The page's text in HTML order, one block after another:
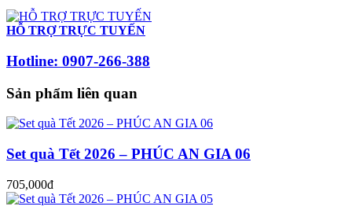
HỖ TRỢ TRỰC TUYẾN
Hotline: 0907-266-388
Sản phẩm liên quan
Set quà Tết 2026 – PHÚC AN GIA 06
705,000đ